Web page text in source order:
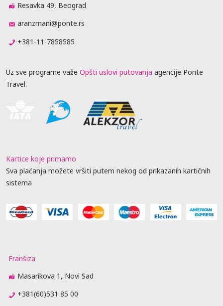
Resavka 49, Beograd
aranzmani@ponte.rs
+381-11-7858585
Uz sve programe važe Opšti uslovi putovanja agencije Ponte
Travel.
Kartice koje primamo
Sva plaćanja možete vršiti putem nekog od prikazanih kartičnih
sistema
Franšiza
Masarikova 1, Novi Sad
+381(60)531 85 00